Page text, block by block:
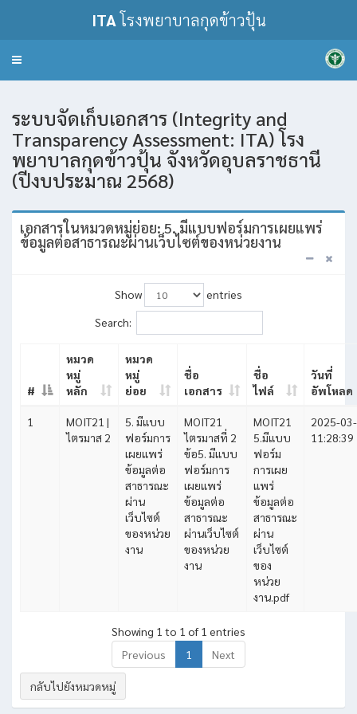
ITAโรงพยาบาลกุดข้าวปุ้น
Toggle
ระบบจัดเก็บเอกสาร (Integrity and
Transparency Assessment: ITA) โรง
พยาบาลกุดข้าวปุ้น จังหวัดอุบลราชธานี
(ปีงบประมาณ 2568)
เอกสารในหมวดหมู่ย่อย: 5. มีแบบฟอร์มการเผยแพร่
ข้อมูลต่อสาธารณะผ่านเว็บไซต์ของหน่วยงาน
Show
entries
Search:
#
หมวด
หมู่
หลัก
หมวด
หมู่
ย่อย
ชื่อ
เอกสาร
ชื่อ
ไฟล์
วันที่
อัพโหลด
1
MOIT21 |
ไตรมาส 2
5. มีแบบ
ฟอร์มการ
เผยแพร่
ข้อมูลต่อ
สาธารณะ
ผ่าน
เว็บไซต์
ของหน่วย
งาน
MOIT21
ไตรมาสที่ 2
ข้อ5. มีแบบ
ฟอร์มการ
เผยแพร่
ข้อมูลต่อ
สาธารณะ
ผ่านเว็บไซต์
ของหน่วย
งาน
MOIT21
5.มีแบบ
ฟอร์ม
การเผย
แพร่
ข้อมูลต่อ
สาธารณะ
ผ่าน
เว็บไซต์
ของ
หน่วย
งาน.pdf
2025-
11:28:39
Showing 1 to 1 of 1 entries
Previous
1 Next
กลับไปยังหมวดหมู่